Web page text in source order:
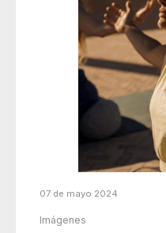
07 de mayo 2024
Imágenes